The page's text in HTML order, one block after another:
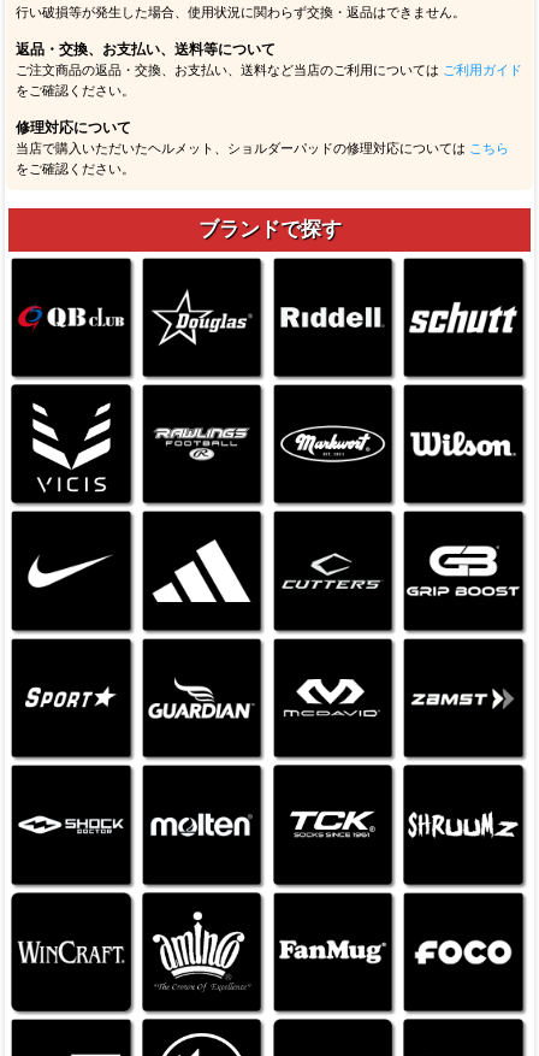
行い破損等が発生した場合、使用状況に関わらず交換・返品はできません。
返品・交換、お支払い、送料等について
ご注文商品の返品・交換、お支払い、送料など当店のご利用については ご利用ガイド
をご確認ください。
修理対応について
当店で購入いただいたヘルメット、ショルダーパッドの修理対応については こちら
をご確認ください。
ブランドで探す